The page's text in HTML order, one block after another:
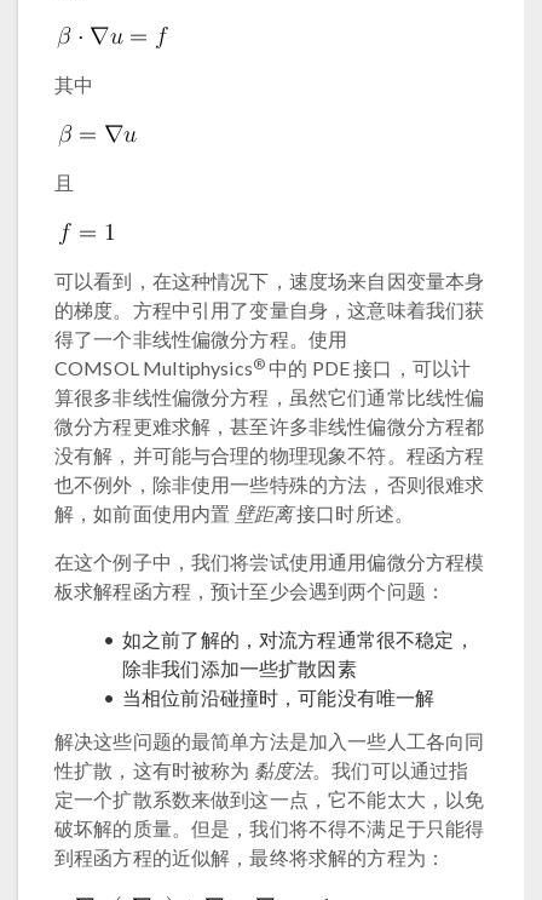
其中
且
可以看到，在这种情况下，速度场来自因变量本身
的梯度。方程中引用了变量自身，这意味着我们获
得了一个非线性偏微分方程。使用
COMSOL Multiphysics® 中的 PDE 接口，可以计
算很多非线性偏微分方程，虽然它们通常比线性偏
微分方程更难求解，甚至许多非线性偏微分方程都
没有解，并可能与合理的物理现象不符。程函方程
也不例外，除非使用一些特殊的方法，否则很难求
解，如前面使用内置 壁距离接口时所述。
在这个例子中，我们将尝试使用通用偏微分方程模
板求解程函方程，预计至少会遇到两个问题：
如之前了解的，对流方程通常很不稳定，
除非我们添加一些扩散因素
当相位前沿碰撞时，可能没有唯一解
解决这些问题的最简单方法是加入一些人工各向同
性扩散，这有时被称为 黏度法。我们可以通过指
定一个扩散系数来做到这一点，它不能太大，以免
破坏解的质量。但是，我们将不得不满足于只能得
到程函方程的近似解，最终将求解的方程为：